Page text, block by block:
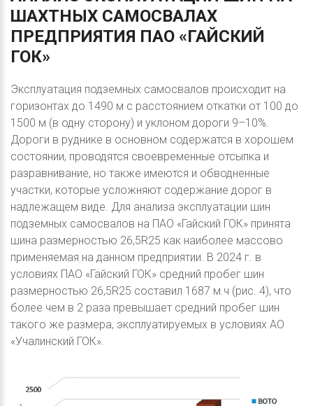
ШАХТНЫХ САМОСВАЛАХ
ПРЕДПРИЯТИЯ ПАО «ГАЙСКИЙ
ГОК»
Эксплуатация подземных самосвалов происходит на
горизонтах до 1490 м с расстоянием откатки от 100 до
1500 м (в одну сторону) и уклоном дороги 9–10%.
Дороги в руднике в основном содержатся в хорошем
состоянии, проводятся своевременные отсыпка и
разравнивание, но также имеются и обводненные
участки, которые усложняют содержание дорог в
надлежащем виде. Для анализа эксплуатации шин
подземных самосвалов на ПАО «Гайский ГОК» принята
шина размерностью 26,5R25 как наиболее массово
применяемая на данном предприятии. В 2024 г. в
условиях ПАО «Гайский ГОК» средний пробег шин
размерностью 26,5R25 составил 1687 м.ч (рис. 4), что
более чем в 2 раза превышает средний пробег шин
такого же размера, эксплуатируемых в условиях АО
«Учалинский ГОК».